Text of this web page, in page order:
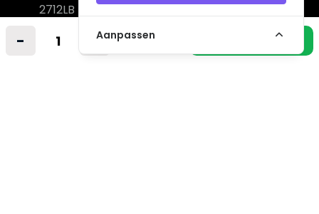
- + In winkelmandje
2712LB Zoetermeer
info@vintagemusicstore.nl
Aanpassen